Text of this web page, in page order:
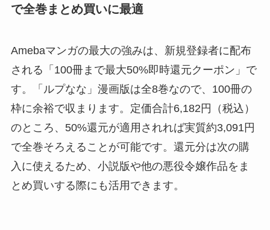
で全巻まとめ買いに最適
Amebaマンガの最大の強みは、新規登録者に配布
される「100冊まで最大50%即時還元クーポン」で
す。「ルプなな」漫画版は全8巻なので、100冊の
枠に余裕で収まります。定価合計6,182円（税込）
のところ、50%還元が適用されれば実質約3,091円
で全巻そろえることが可能です。還元分は次の購
入に使えるため、小説版や他の悪役令嬢作品をま
とめ買いする際にも活用できます。